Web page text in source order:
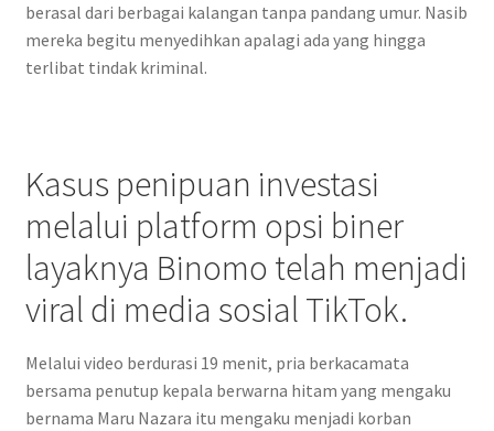
berasal dari berbagai kalangan tanpa pandang umur. Nasib
mereka begitu menyedihkan apalagi ada yang hingga
terlibat tindak kriminal.
Kasus penipuan investasi
melalui platform opsi biner
layaknya Binomo telah menjadi
viral di media sosial TikTok.
Melalui video berdurasi 19 menit, pria berkacamata
bersama penutup kepala berwarna hitam yang mengaku
bernama Maru Nazara itu mengaku menjadi korban